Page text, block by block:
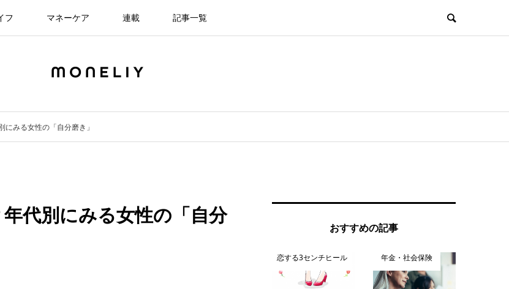
フ マネーケア 連載 記事一覧
みる女性の「自分磨き」
代別にみる女性の「自分
おすすめの記事
恋する3センチヒール 年金・社会保険